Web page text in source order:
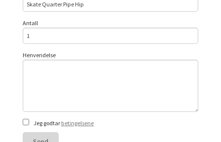
Antall
Henvendelse
Jeg godtar betingelsene